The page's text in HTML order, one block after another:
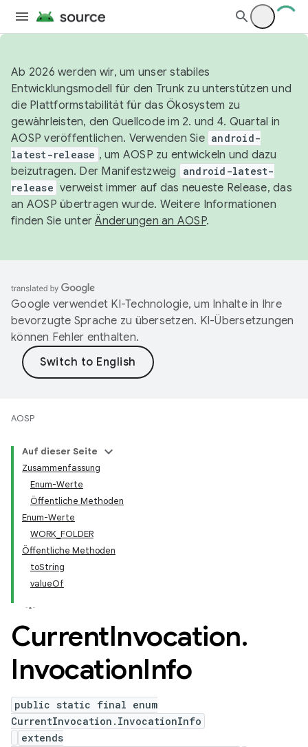
Ab 2026 werden wir, um unser stabiles
Entwicklungsmodell für den Trunk zu unterstützen und
die Plattformstabilität für das Ökosystem zu
gewährleisten, den Quellcode im 2. und 4. Quartal in
AOSP veröffentlichen. Verwenden Sie android-
latest-release , um AOSP zu entwickeln und dazu
beizutragen. Der Manifestzweig
android-latest-
release verweist immer auf das neueste Release, das
an AOSP übertragen wurde. Weitere Informationen
finden Sie unterÄnderungen an AOSP.
Google verwendet KI-Technologie, um Inhalte in Ihre
bevorzugte Sprache zu übersetzen. KI-Übersetzungen
können Fehler enthalten.
AOSP
Auf dieser Seite
Zusammenfassung
Enum-Werte
Öffentliche Methoden
Enum-Werte
WORK_FOLDER
Öffentliche Methoden
toString
valueOf
CurrentInvocation.
InvocationInfo
public static final enum
CurrentInvocation.InvocationInfo
extends